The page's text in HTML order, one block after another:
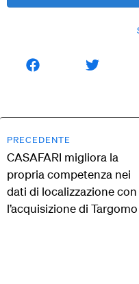
PRECEDENTE
CASAFARI migliora la
propria competenza nei
dati di localizzazione con
l’acquisizione di Targomo